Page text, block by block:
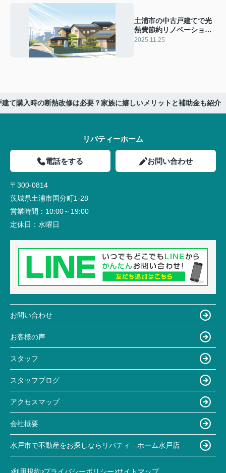
土浦市の中古戸建てで光
熱費節約リノベーション
はどうする？購入前に知
2025.11.25
て購入時の断熱改修は必要？家族に嬉しいメリットと補助金も紹介
リバティーホーム
電話をする お問い合わせ
〒300-0814
茨城県土浦市国分町1-28
営業時間： 10:00～19:00
定休日： 水曜日
お問い合わせ
お客様の声
スタッフ
スタッフブログ
アクセスマップ
会社概要
水戸市で不動産をお探しならリバティ―ホーム水戸店